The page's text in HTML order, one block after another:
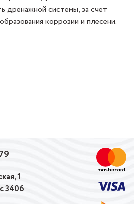
дренажной системы, за счет
коррозии и плесени.
1
3406